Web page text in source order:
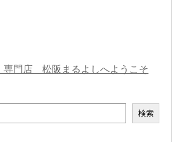
専門店 松阪まるよしへようこそ
検索